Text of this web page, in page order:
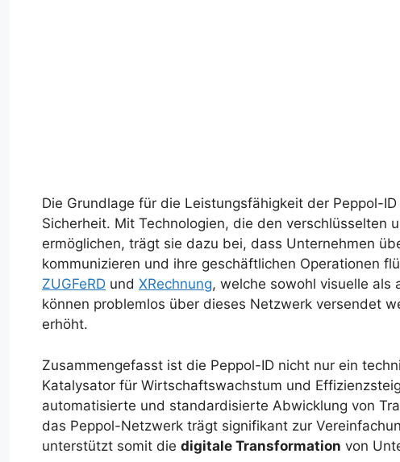
Die Grundlage für die Leistungsfähigkeit der Peppol-
Sicherheit. Mit Technologien, die den verschlüsselten
ermöglichen, trägt sie dazu bei, dass Unternehmen
kommunizieren und ihre geschäftlichen Operationen
ZUGFeRD und XRechnung, welche sowohl visuelle als
können problemlos über dieses Netzwerk versendet
erhöht.
Zusammengefasst ist die Peppol-ID nicht nur ein
Katalysator für Wirtschaftswachstum und
automatisierte und standardisierte Abwicklung von
das Peppol-Netzwerk trägt signifikant zur
unterstützt somit die digitale Transformation von